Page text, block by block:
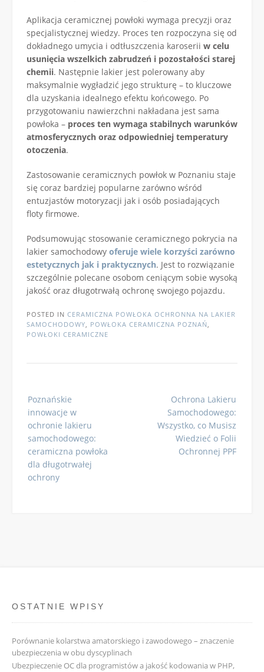
Aplikacja ceramicznej powłoki wymaga precyzji oraz
specjalistycznej wiedzy. Proces ten rozpoczyna się od
dokładnego umycia i odtłuszczenia karoserii w celu
usunięcia wszelkich zabrudzeń i pozostałości starej
chemii. Następnie lakier jest polerowany aby
maksymalnie wygładzić jego strukturę – to kluczowe
dla uzyskania idealnego efektu końcowego. Po
przygotowaniu nawierzchni nakładana jest sama
powłoka – proces ten wymaga stabilnych warunków
atmosferycznych oraz odpowiedniej temperatury
otoczenia.
Zastosowanie ceramicznych powłok w Poznaniu staje
się coraz bardziej popularne zarówno wśród
entuzjastów motoryzacji jak i osób posiadających
floty firmowe.
Podsumowując stosowanie ceramicznego pokrycia na
lakier samochodowy oferuje wiele korzyści zarówno
estetycznych jak i praktycznych. Jest to rozwiązanie
szczególnie polecane osobom ceniącym sobie wysoką
jakość oraz długotrwałą ochronę swojego pojazdu.
POSTED IN CERAMICZNA POWŁOKA OCHRONNA NA LAKIER
SAMOCHODOWY, POWŁOKA CERAMICZNA POZNAŃ,
POWŁOKI CERAMICZNE
navigation
Poznańskie
innowacje w
ochronie lakieru
samochodowego:
ceramiczna powłoka
dla długotrwałej
ochrony
Ochrona Lakieru
Samochodowego:
Wszystko, co Musisz
Wiedzieć o Folii
Ochronnej PPF
OSTATNIE WPISY
Porównanie kolarstwa amatorskiego i zawodowego – znaczenie
ubezpieczenia w obu dyscyplinach
Ubezpieczenie OC dla programistów a jakość kodowania w PHP,